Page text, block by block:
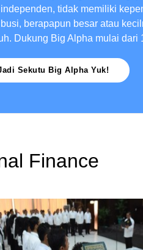
tidak memiliki
berapapun besar atau
Dukung Big Alpha mulai dari
Sekutu Big Alpha Yuk!
Finance